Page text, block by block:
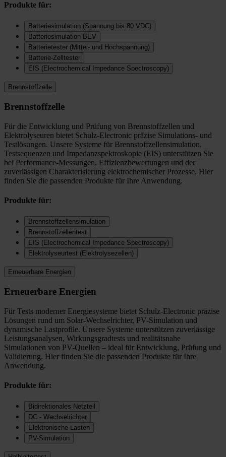
Produkte für:
Batteriesimulation (Spannung bis 80 VDC)
Batteriesimulation BEV
Batterietester (Mittel- und Hochspannung)
Batterie-Zelltester
EIS (Electrochemical Impedance Spectroscopy)
Brennstoffzelle
Brennstoffzelle
Für die Entwicklung und Prüfung von Brennstoffzellen und
Elektrolyseuren bietet Schulz-Electronic präzise Simulations- und
Testlösungen. Unsere Systeme für Brennstoffzellensimulation,
Testsequenzen und Impedanzspektroskopie (EIS) unterstützen Sie
bei Performance-Messungen, Effizienzbewertungen und der
zuverlässigen Charakterisierung elektrochemischer Prozesse. Hier
finden Sie die passenden Produkte für Ihre Anwendung.
Produkte für:
Brennstoffzellensimulation
Brennstoffzellentest
EIS (Electrochemical Impedance Spectroscopy)
Elektrolyseurtest (Elektrolysezellen)
Erneuerbare Energien
Erneuerbare Energien
Für Tests moderner Energiesysteme bietet Schulz-Electronic präzise
Lösungen rund um Solar-Wechselrichter, PV-Simulation und
dynamische Lastprofile. Unsere Systeme unterstützen zuverlässige
Leistungsanalysen, Wirkungsgradtests und realitätsnahe
Simulationen von PV-Quellen – ideal für Entwicklung, Prüfung und
Validierung. Hier finden Sie die passenden Produkte für Ihre
Anwendung.
Produkte für:
Bidirektionales Netzteil
DC - Wechselrichter
Elektronische Lasten
PV-Simulation